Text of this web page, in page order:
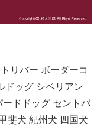
リバー ボーダーコ
ドッグ シベリアン
ドドッグ セントバ
斐犬 紀州犬 四国犬